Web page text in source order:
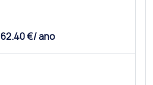
62.40 €/ ano